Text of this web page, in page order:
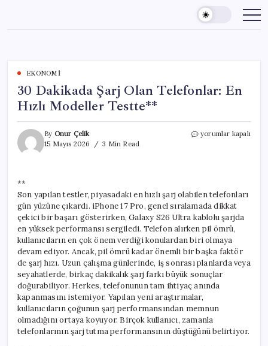
content
EKONOMI
30 Dakikada Şarj Olan Telefonlar: En
Hızlı Modeller Testte**
By Onur Çelik
15 Mayıs 2026
3 Min Read
30
Hızlı
Modeller
Testte**
için
yorumlar kapalı
**
Son yapılan testler, piyasadaki en hızlı şarj olabilen telefonları
gün yüzüne çıkardı. iPhone 17 Pro, genel sıralamada dikkat
çekici bir başarı gösterirken, Galaxy S26 Ultra kablolu şarjda
en yüksek performansı sergiledi. Telefon alırken pil ömrü,
kullanıcıların en çok önem verdiği konulardan biri olmaya
devam ediyor. Ancak, pil ömrü kadar önemli bir başka faktör
de şarj hızı. Uzun çalışma günlerinde, iş sonrası planlarda veya
seyahatlerde, birkaç dakikalık şarj farkı büyük sonuçlar
doğurabiliyor. Herkes, telefonunun tam ihtiyaç anında
kapanmasını istemiyor. Yapılan yeni araştırmalar,
kullanıcıların çoğunun şarj performansından memnun
olmadığını ortaya koyuyor. Birçok kullanıcı, zamanla
telefonlarının şarj tutma performansının düştüğünü belirtiyor.